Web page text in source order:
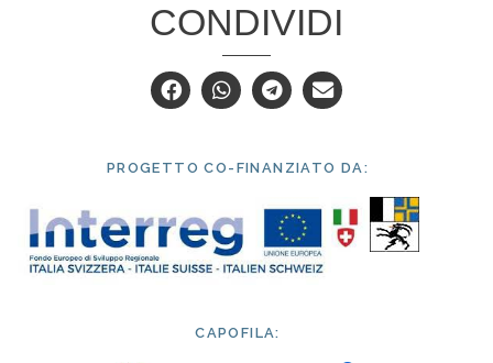
CONDIVIDI
PROGETTO CO-FINANZIATO DA:
CAPOFILA: